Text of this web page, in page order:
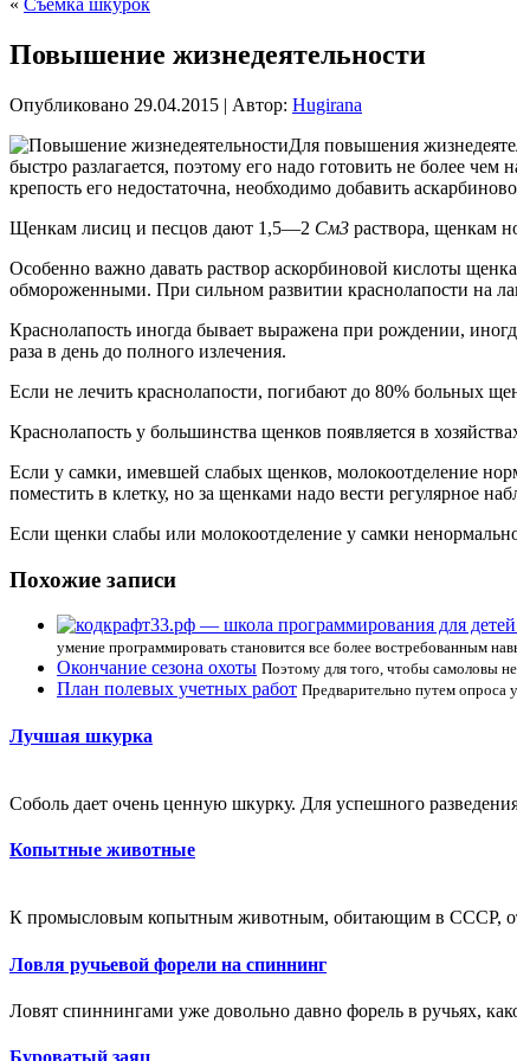
« Съемка шкурок
Повышение жизнедеятельности
Опубликовано 29.04.2015 | Автор: Hugirana
Для повышения
быстро разлагается, поэтому его надо готовить не более
крепость его недостаточна, необходимо добавить
Щенкам лисиц и песцов дают 1,5—2 См3 раствора, щенкам
Особенно важно давать раствор аскорбиновой кислоты
обмороженными. При сильном развитии краснолапости на
Краснолапость иногда бывает выражена при рождении,
раза в день до полного излечения.
Если не лечить краснолапости, погибают до 80% больных
Краснолапость у большинства щенков появляется в
Если у самки, имевшей слабых щенков, молокоотделение
поместить в клетку, но за щенками надо вести регулярное
Если щенки слабы или молокоотделение у самки
Похожие записи
умение программировать становится все более востребованным
Окончание сезона охоты Поэтому для того, чтобы самоловы
План полевых учетных работ Предварительно путем опроса
Лучшая шкурка
Соболь дает очень ценную шкурку. Для успешного
Копытные животные
К промысловым копытным животным, обитающим в СССР,
Ловля ручьевой форели на спиннинг
Ловят спиннингами уже довольно давно форель в ручьях,